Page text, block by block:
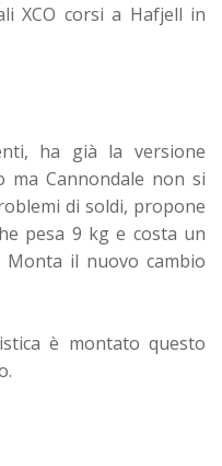
XCO corsi a Hafjell in
ha già la versione
ma Cannondale non si
di soldi, propone
pesa 9 kg e costa un
Monta il nuovo cambio
è montato questo